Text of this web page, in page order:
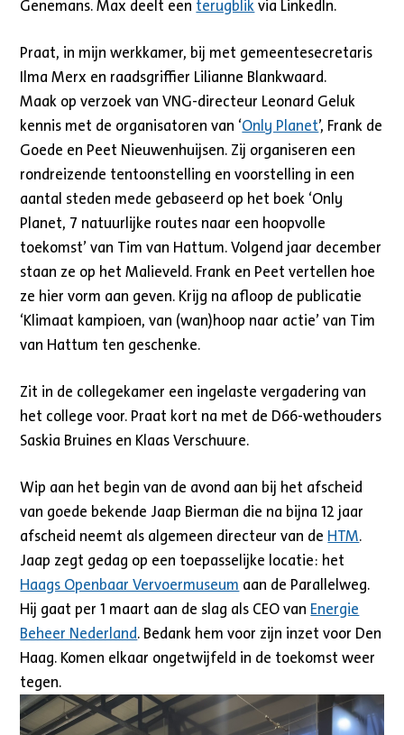
Genemans. Max deelt een terugblikvia LinkedIn.
Praat, in mijn werkkamer, bij met gemeentesecretaris
Ilma Merx en raadsgriffier Lilianne Blankwaard.
Maak op verzoek van VNG-directeur Leonard Geluk
kennis met de organisatoren van ‘Only Planet’, Frank de
Goede en Peet Nieuwenhuijsen. Zij organiseren een
rondreizende tentoonstelling en voorstelling in een
aantal steden mede gebaseerd op het boek ‘Only
Planet, 7 natuurlijke routes naar een hoopvolle
toekomst’ van Tim van Hattum. Volgend jaar december
staan ze op het Malieveld. Frank en Peet vertellen hoe
ze hier vorm aan geven. Krijg na afloop de publicatie
‘Klimaat kampioen, van (wan)hoop naar actie’ van Tim
van Hattum ten geschenke.
Zit in de collegekamer een ingelaste vergadering van
het college voor. Praat kort na met de D66-wethouders
Saskia Bruines en Klaas Verschuure.
Wip aan het begin van de avond aan bij het afscheid
van goede bekende Jaap Bierman die na bijna 12 jaar
afscheid neemt als algemeen directeur van de HTM.
Jaap zegt gedag op een toepasselijke locatie: het
Haags Openbaar Vervoermuseum aan de Parallelweg.
Hij gaat per 1 maart aan de slag als CEO van Energie
Beheer Nederland. Bedank hem voor zijn inzet voor Den
Haag. Komen elkaar ongetwijfeld in de toekomst weer
tegen.